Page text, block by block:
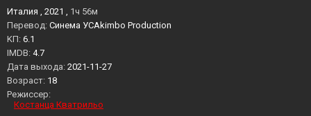
Италия , 2021 , 1ч 56м
Перевод: Синема УСAkimbo Production
KП: 6.1
IMDB: 4.7
Дата выхода: 2021-11-27
Возраст: 18
Режиссер:
Костанца Кватрильо